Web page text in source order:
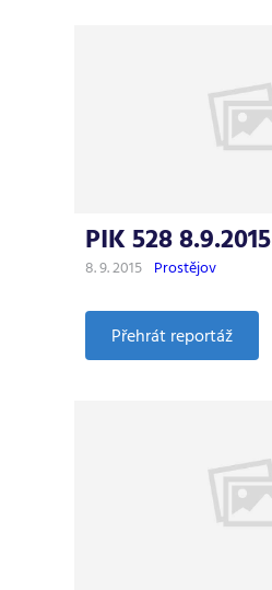
PIK 528 8.9.2015
8. 9. 2015 Prostějov
Přehrát reportáž:
PIK